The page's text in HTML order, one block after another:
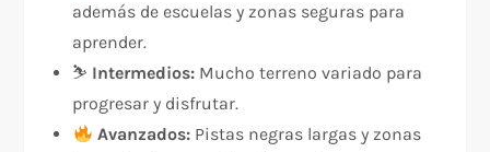
además de escuelas y zonas seguras para
aprender.
⛷️ Intermedios: Mucho terreno variado para
progresar y disfrutar.
Avanzados:Pistas negras largas y zonas